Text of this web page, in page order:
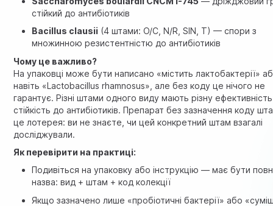
стійкий до антибіотиків
Bacillus clausii (4 штами: O/C, N/R, SIN, T) — спори з
множинною резистентністю до антибіотиків
Чому це важливо?
На упаковці може бути написано «містить лактобактерії»
навіть «Lactobacillus rhamnosus», але без коду це нічого не
гарантує. Різні штами одного виду мають різну ефективність
стійкість до антибіотиків. Препарат без зазначення коду
це лотерея: ви не знаєте, чи цей конкретний штам взагалі
досліджували.
Як перевірити на практиці:
Подивіться на упаковку або інструкцію — має бути
назва: вид + штам + код колекції
Якщо зазначено лише «пробіотичні бактерії» або